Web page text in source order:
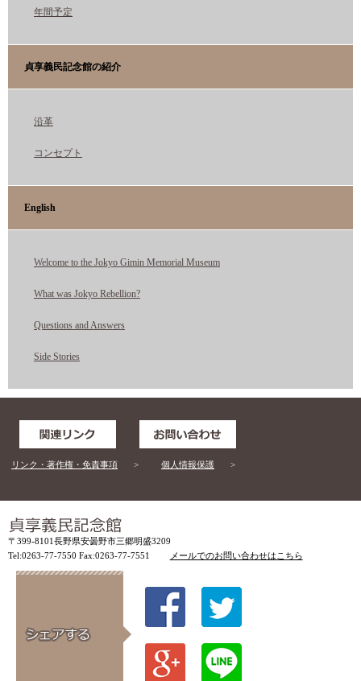
年間予定
貞享義民記念館の紹介
沿革
コンセプト
English
Welcome to the Jokyo Gimin Memorial Museum
What was Jokyo Rebellion?
Questions and Answers
Side Stories
リンク・著作権・免責事項 個人情報保護
〒399-8101長野県安曇野市三郷明盛3209
Tel:0263-77-7550 Fax:0263-77-7551
メールでのお問い合わせはこちら